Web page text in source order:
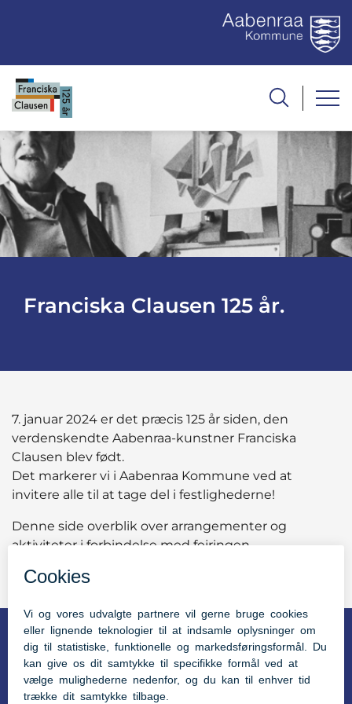
Franciska Clausen 125 år.
7. januar 2024 er det præcis 125 år siden, den
verdenskendte Aabenraa-kunstner Franciska
Clausen blev født.
Det markerer vi i Aabenraa Kommune ved at
invitere alle til at tage del i festlighederne!
Denne side overblik over arrangementer og
aktiviteter i forbindelse med fejringen.
arrangementer til siden. Se hvordan via linket
Kunstmuseet Brundlund Slot
EN COLLAGE. Franciska Clausen 125 år